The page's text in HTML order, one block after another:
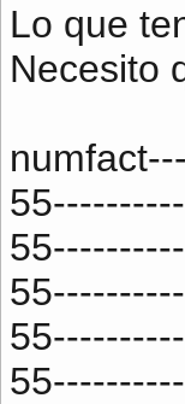
Lo que
Necesito